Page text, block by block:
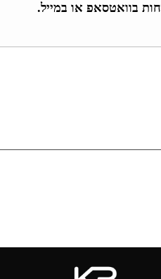
בוואטסאפ או במייל.